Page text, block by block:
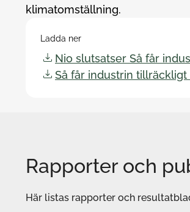
klimatomställning.
Ladda ner
Nio slutsatser Så får
Så får industrin
Rapporter och
Här listas rapporter och